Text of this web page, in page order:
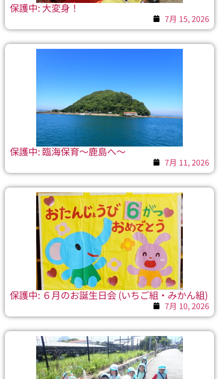
保護中: 大変身！
7月 15, 2026
保護中: 臨海保育～鹿島へ～
7月 11, 2026
保護中: ６月のお誕生日会 (いちご組・みかん組)
7月 10, 2026